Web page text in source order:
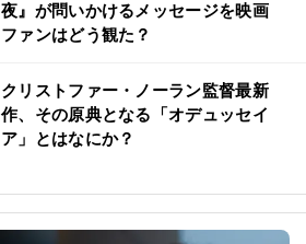
夜』が問いかけるメッセージを映画
ファンはどう観た？
クリストファー・ノーラン監督最新
作、その原典となる「オデュッセイ
ア」とはなにか？